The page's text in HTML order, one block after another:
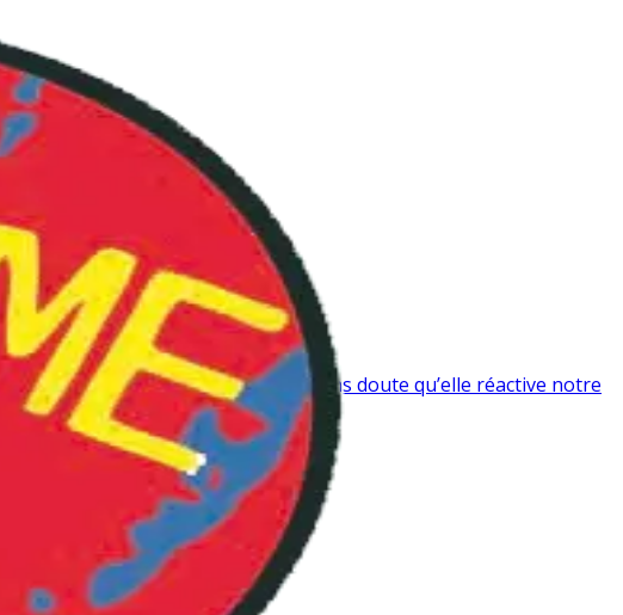
BLOG
ON AIME
BDTHÈQUE
PLAYLIST
JEUX
effraye tant chez autrui, c’est sans doute qu’elle réactive notre